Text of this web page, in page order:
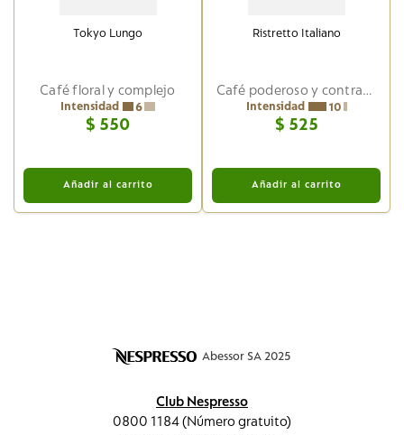
Tokyo Lungo
Café floral y complejo
Intensidad 6
$ 550
Añadir al carrito
Ristretto Italiano
Café poderoso y contrastante
Intensidad 10
$ 525
Añadir al carrito
Abessor SA 2025
Club Nespresso
0800 1184 (Número gratuito)